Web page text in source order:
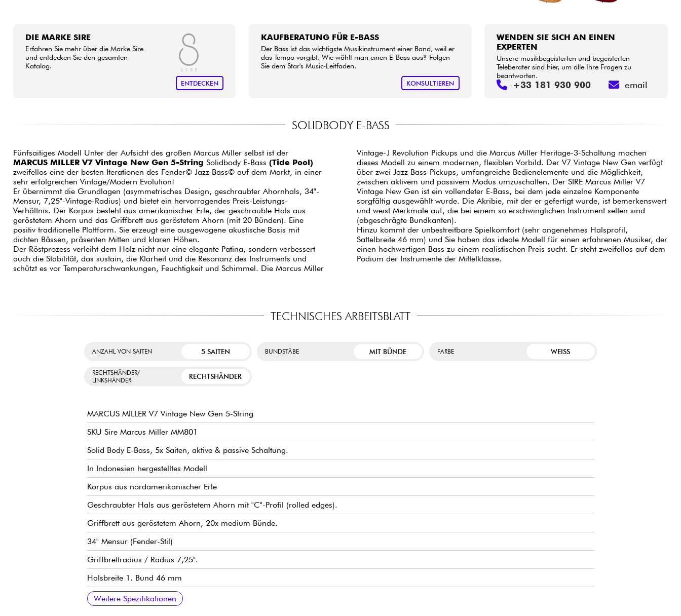
DIE MARKE SIRE
Erfahren Sie mehr über die Marke Sire
und entdecken Sie den gesamten
Katalog.
ENTDECKEN
KAUFBERATUNG FÜR E-BASS
Der Bass ist das wichtigste Musikinstrument einer Band, weil er
das Tempo vorgibt. Wie wählt man einen E-Bass aus? Folgen
Sie dem Star's Music-Leitfaden.
KONSULTIEREN
WENDEN SIE SICH AN EINEN
EXPERTEN
Unsere musikbegeisterten und begeisterten
Teleberater sind hier, um alle Ihre Fragen zu
beantworten.
+33 181 930 900 email
SOLIDBODY E-BASS
Fünfsaitiges Modell Unter der Aufsicht des großen Marcus Miller selbst ist der
MARCUS MILLER V7 Vintage New Gen 5-String Solidbody E-Bass (Tide Pool)
zweifellos eine der besten Iterationen des Fender© Jazz Bass© auf dem Markt, in einer
sehr erfolgreichen Vintage/Modern Evolution!
Er übernimmt die Grundlagen (asymmetrisches Design, geschraubter Ahornhals, 34"-
Mensur, 7,25"-Vintage-Radius) und bietet ein hervorragendes Preis-Leistungs-
Verhältnis. Der Korpus besteht aus amerikanischer Erle, der geschraubte Hals aus
geröstetem Ahorn und das Griffbrett aus geröstetem Ahorn (mit 20 Bünden). Eine
positiv traditionelle Plattform. Sie erzeugt eine ausgewogene akustische Basis mit
dichten Bässen, präsenten Mitten und klaren Höhen.
Der Röstprozess verleiht dem Holz nicht nur eine elegante Patina, sondern verbessert
auch die Stabilität, das sustain, die Klarheit und die Resonanz des Instruments und
schützt es vor Temperaturschwankungen, Feuchtigkeit und Schimmel. Die Marcus Miller
Vintage-J Revolution Pickups und die Marcus Miller Heritage-3-Schaltung machen
dieses Modell zu einem modernen, flexiblen Vorbild. Der V7 Vintage New Gen verfügt
über zwei Jazz Bass-Pickups, umfangreiche Bedienelemente und die Möglichkeit,
zwischen aktivem und passivem Modus umzuschalten. Der SIRE Marcus Miller V7
Vintage New Gen ist ein vollendeter E-Bass, bei dem jede einzelne Komponente
sorgfältig ausgewählt wurde. Die Akribie, mit der er gefertigt wurde, ist bemerkenswert
und weist Merkmale auf, die bei einem so erschwinglichen Instrument selten sind
(abgeschrägte Bundkanten).
Hinzu kommt der unbestreitbare Spielkomfort (sehr angenehmes Halsprofil,
Sattelbreite 46 mm) und Sie haben das ideale Modell für einen erfahrenen Musiker, der
einen hochwertigen Bass zu einem realistischen Preis sucht. Er steht zweifellos auf dem
Podium der Instrumente der Mittelklasse.
TECHNISCHES ARBEITSBLATT
ANZAHL VON SAITEN 5 SAITEN BUNDSTÄBE MIT BÜNDE FARBE WEISS
RECHTSHÄNDER/
LINKSHÄNDER
RECHTSHÄNDER
MARCUS MILLER V7 Vintage New Gen 5-String
SKU Sire Marcus Miller MM801
Solid Body E-Bass, 5x Saiten, aktive & passive Schaltung.
In Indonesien hergestelltes Modell
Korpus aus nordamerikanischer Erle
Geschraubter Hals aus geröstetem Ahorn mit "C"-Profil (rolled edges).
Griffbrett aus geröstetem Ahorn, 20x medium Bünde.
34" Mensur (Fender-Stil)
Griffbrettradius / Radius 7,25".
Halsbreite 1. Bund 46 mm
Tonabnehmer Sire Vintage-J Revolution Pickup-Set
Sire Heritage-3 Preamp, aktiv/passiv schaltbar (18v über 2x 9v Batterien)
Lautstärke
Ton
Balance Mikrofone
Höhen / Mitten (konzentrische Potentiometer)
Bass (Push / Pull für aktiven oder passiven Modus)
Sire Vintage-S Steg
Sire Premium Light Weight Open Gear stimmmechaniken
Hochglanz Korpus Finish
Satin Hals Finish
Weitere Spezifikationen